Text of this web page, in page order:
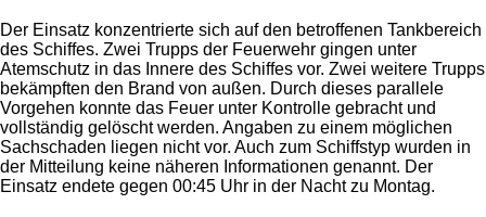
Der Einsatz konzentrierte sich auf den betroffenen Tankbereich
des Schiffes. Zwei Trupps der Feuerwehr gingen unter
Atemschutz in das Innere des Schiffes vor. Zwei weitere Trupps
bekämpften den Brand von außen. Durch dieses parallele
Vorgehen konnte das Feuer unter Kontrolle gebracht und
vollständig gelöscht werden. Angaben zu einem möglichen
Sachschaden liegen nicht vor. Auch zum Schiffstyp wurden in
der Mitteilung keine näheren Informationen genannt. Der
Einsatz endete gegen 00:45 Uhr in der Nacht zu Montag.